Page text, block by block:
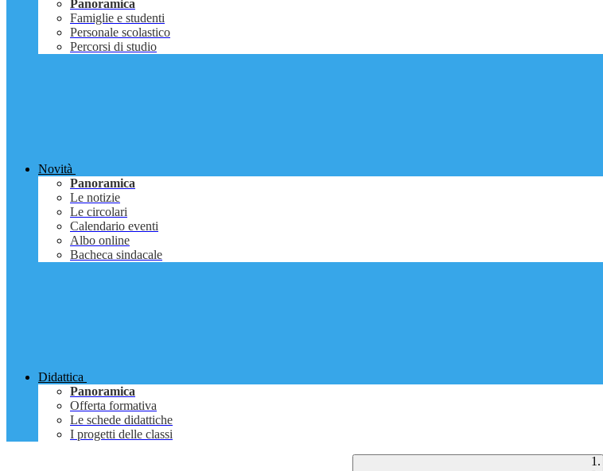
Panoramica
Famiglie e studenti
Personale scolastico
Percorsi di studio
Novità
Panoramica
Le notizie
Le circolari
Calendario eventi
Albo online
Bacheca sindacale
Didattica
Panoramica
Offerta formativa
Le schede didattiche
I progetti delle classi